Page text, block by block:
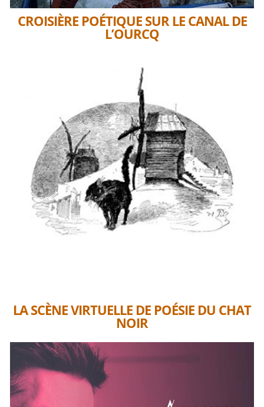
CROISIÈRE POÉTIQUE SUR LE CANAL DE
L’OURCQ
LA SCÈNE VIRTUELLE DE POÉSIE DU CHAT
NOIR